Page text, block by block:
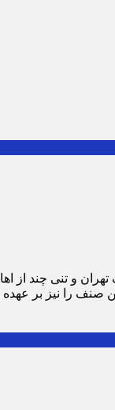
و تنی چند از
صنف را نیز بر